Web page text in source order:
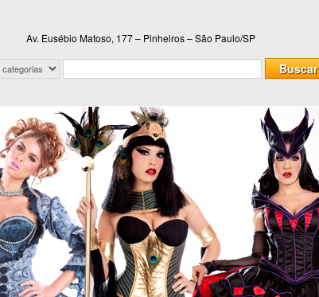
Av. Eusébio Matoso, 177 – Pinheiros – São Paulo/SP
Buscar